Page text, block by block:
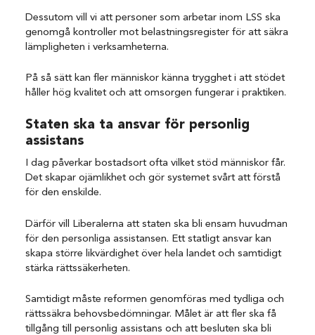
Dessutom vill vi att personer som arbetar inom LSS ska
genomgå kontroller mot belastningsregister för att säkra
lämpligheten i verksamheterna.
På så sätt kan fler människor känna trygghet i att stödet
håller hög kvalitet och att omsorgen fungerar i praktiken.
Staten ska ta ansvar för personlig
assistans
I dag påverkar bostadsort ofta vilket stöd människor får.
Det skapar ojämlikhet och gör systemet svårt att förstå
för den enskilde.
Därför vill Liberalerna att staten ska bli ensam huvudman
för den personliga assistansen. Ett statligt ansvar kan
skapa större likvärdighet över hela landet och samtidigt
stärka rättssäkerheten.
Samtidigt måste reformen genomföras med tydliga och
rättssäkra behovsbedömningar. Målet är att fler ska få
tillgång till personlig assistans och att besluten ska bli